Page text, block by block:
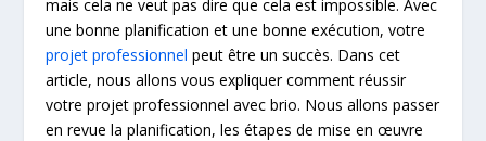
mais cela ne veut pas dire que cela est impossible. Avec
une bonne planification et une bonne exécution, votre
projet professionnel peut être un succès. Dans cet
article, nous allons vous expliquer comment réussir
votre projet professionnel avec brio. Nous allons passer
en revue la planification, les étapes de mise en œuvre